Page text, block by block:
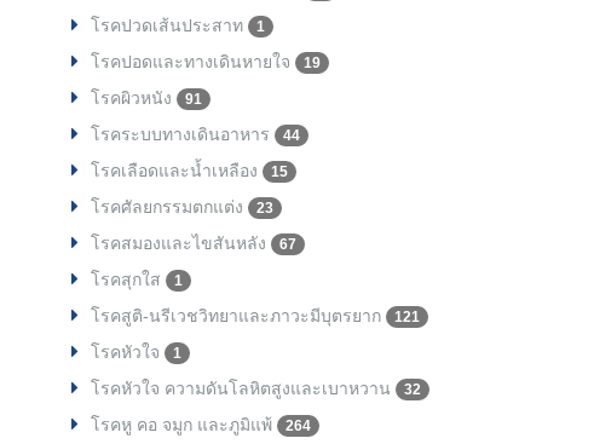
โรคปวดเส้นประสาท 1
โรคปอดและทางเดินหายใจ 19
โรคผิวหนัง 91
โรคระบบทางเดินอาหาร 44
โรคเลือดและน้ำเหลือง 15
โรคศัลยกรรมตกแต่ง 23
โรคสมองและไขสันหลัง 67
โรคสุกใส 1
โรคสูติ-นรีเวชวิทยาและภาวะมีบุตรยาก 121
โรคหัวใจ 1
โรคหัวใจ ความดันโลหิตสูงและเบาหวาน 32
โรคหู คอ จมูก และภูมิแพ้ 264